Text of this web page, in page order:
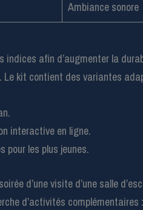
Ambiance sonore
afin d’augmenter la
kit contient des variantes
interactive en ligne.
les plus jeunes.
d’une visite d’une salle
d’activités complémentaires :